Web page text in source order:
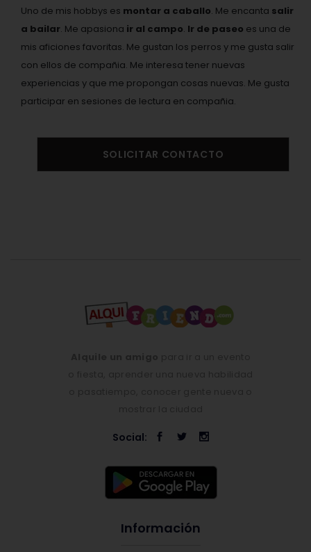
Uno de mis hobbys es montar a caballo. Me encanta salir
a bailar. Me apasiona ir al campo. Ir de paseo es una de
mis aficiones favoritas. Me gustan los perros y me gusta salir
con ellos de compañia. Me interesa tener nuevas
experiencias y que me propongan cosas nuevas. Me gusta
participar en sesiones de lectura en compañia.
SOLICITAR CONTACTO
Social:
Información